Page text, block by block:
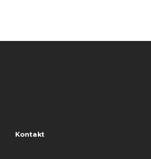
Kontakt